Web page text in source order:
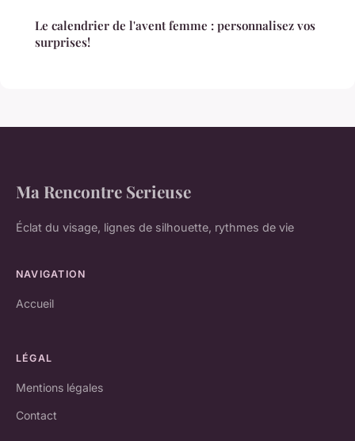
Le calendrier de l'avent femme : personnalisez vos
surprises!
Ma Rencontre Serieuse
Éclat du visage, lignes de silhouette, rythmes de vie
NAVIGATION
Accueil
LÉGAL
Mentions légales
Contact